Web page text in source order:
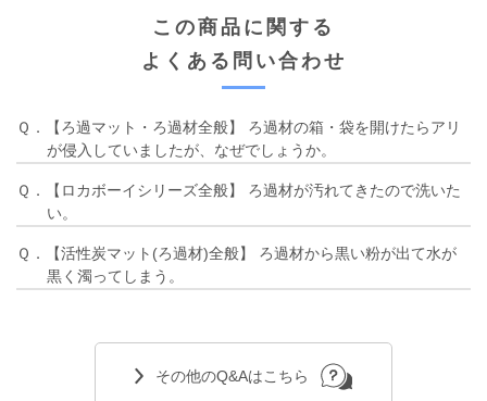
この商品に関する
よくある問い合わせ
Ｑ．【ろ過マット・ろ過材全般】 ろ過材の箱・袋を開けたらアリ
が侵入していましたが、なぜでしょうか。
Ｑ．【ロカボーイシリーズ全般】 ろ過材が汚れてきたので洗いた
い。
Ｑ．【活性炭マット(ろ過材)全般】 ろ過材から黒い粉が出て水が
黒く濁ってしまう。
その他のQ&Aはこちら